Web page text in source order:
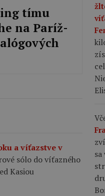
tímu
na Paríž-
a víťazstve v
sólo do víťazného
Kasiou